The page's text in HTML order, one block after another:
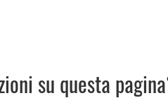
su questa